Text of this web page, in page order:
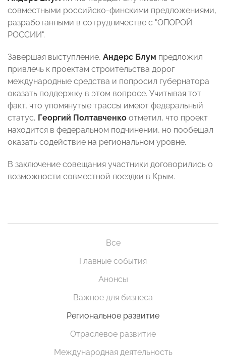
совместными российско-финскими предложениями,
разработанными в сотрудничестве с "ОПОРОЙ
РОССИИ".
Завершая выступление, Андерс Блум предложил
привлечь к проектам строительства дорог
международные средства и попросил губернатора
оказать поддержку в этом вопросе. Учитывая тот
факт, что упомянутые трассы имеют федеральный
статус, Георгий Полтавченко отметил, что проект
находится в федеральном подчинении, но пообещал
оказать содействие на региональном уровне.
В заключение совещания участники договорились о
возможности совместной поездки в Крым.
Все
Главные события
Анонсы
Важное для бизнеса
Региональное развитие
Отраслевое развитие
Международная деятельность